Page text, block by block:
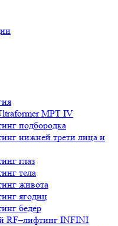
MPT IV
подбородка
нижней трети лица и
глаз
тела
живота
ягодиц
бедер
RF–лифтинг INFINI